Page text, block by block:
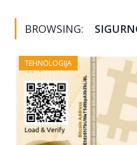
BROWSING:
TEHNOLOGIJA